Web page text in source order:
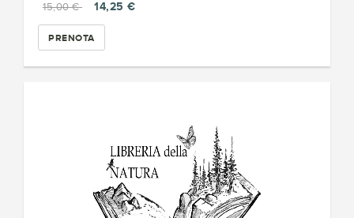
15,00 €
14,25 €
PRENOTA